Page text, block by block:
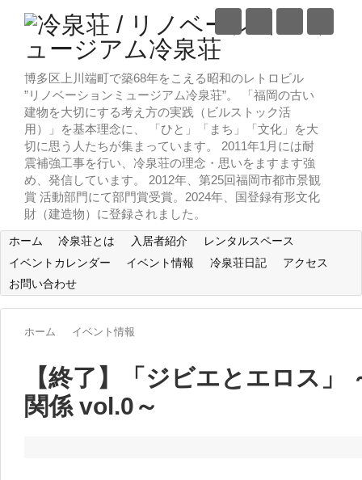
博多区上川端町で築68年をこえる昭和のレトロビル
”リノベーションミュージアム冷泉荘”。 「福岡の古い
建物を大切にする考え方の実践（ビルストック活
用）」を基本理念に、 「ひと」「まち」「文化」を大
切に思う人たちが集まっています。 2011年1月には耐
震補強工事を行い、冷泉荘の理念・思いをますます強
め、発信しています。 2012年、第25回福岡市都市景観
賞 活動部門にて部門賞受賞。2024年、国登録有形文化
財（建造物）に登録されました。
ホーム 冷泉荘とは 入居者紹介
レンタルスペース
イベントカレンダー
イベント情報 冷泉荘日記
アクセス
お問い合わせ
ホーム イベント情報
【終了】「ジビエとエロス」
関係 vol.0～